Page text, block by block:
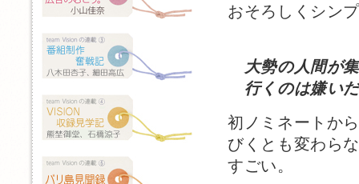
おそろしくシン
大勢の人間が
行くのは嫌い
初ノミネートか
びくとも変わら
すごい。